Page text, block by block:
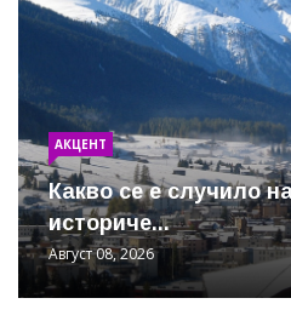
АКЦЕНТ
Какво се е случило
историче...
Август 08, 2026